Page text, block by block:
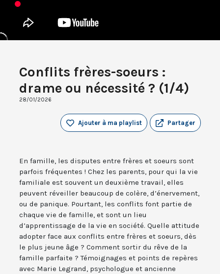
Conflits frères-soeurs :
drame ou nécessité ? (1/4)
28/01/2026
Partager
Ajouter à ma playlist
En famille, les disputes entre frères et soeurs sont
parfois fréquentes ! Chez les parents, pour qui la vie
familiale est souvent un deuxième travail, elles
peuvent réveiller beaucoup de colère, d’énervement,
ou de panique. Pourtant, les conflits font partie de
chaque vie de famille, et sont un lieu
d’apprentissage de la vie en société. Quelle attitude
adopter face aux conflits entre frères et soeurs, dès
le plus jeune âge ? Comment sortir du rêve de la
famille parfaite ? Témoignages et points de repères
avec Marie Legrand, psychologue et ancienne